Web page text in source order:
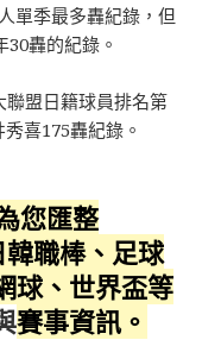
單季最多轟紀錄，但
轟的紀錄。
聯盟日籍球員排名第
喜175轟紀錄。
您匯整
職棒、足球
球、 世界盃等
賽事資訊。